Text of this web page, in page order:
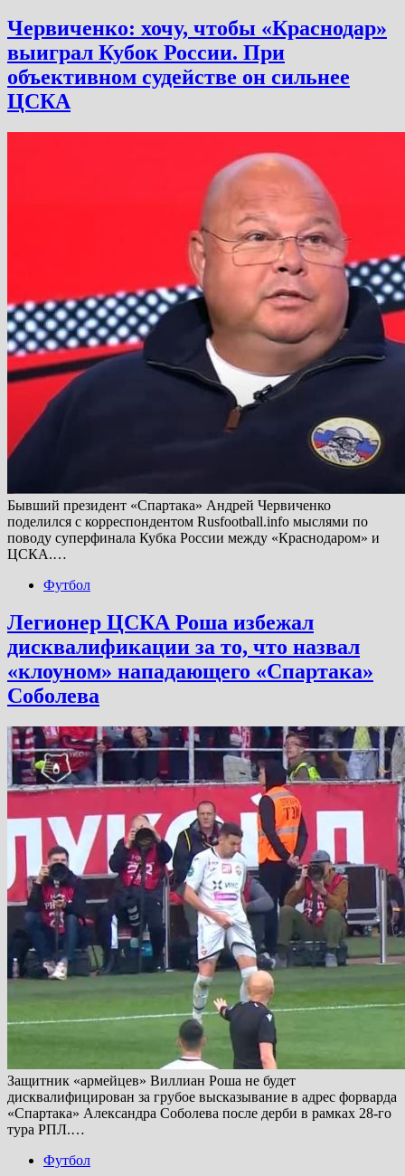
Червиченко: хочу, чтобы «Краснодар»
выиграл Кубок России. При
объективном судействе он сильнее
ЦСКА
Бывший президент «Спартака» Андрей Червиченко
поделился с корреспондентом Rusfootball.info мыслями по
поводу суперфинала Кубка России между «Краснодаром» и
ЦСКА.…
Футбол
Легионер ЦСКА Роша избежал
дисквалификации за то, что назвал
«клоуном» нападающего «Спартака»
Соболева
Защитник «армейцев» Виллиан Роша не будет
дисквалифицирован за грубое высказывание в адрес форварда
«Спартака» Александра Соболева после дерби в рамках 28-го
тура РПЛ.…
Футбол